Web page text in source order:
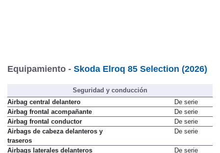
Equipamiento - Skoda Elroq 85 Selection (2026)
Seguridad y conducción
Airbag central delantero
De serie
Airbag frontal acompañante
De serie
Airbag frontal conductor
De serie
Airbags de cabeza delanteros y
traseros